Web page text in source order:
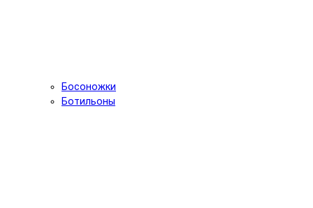
Босоножки
Ботильоны